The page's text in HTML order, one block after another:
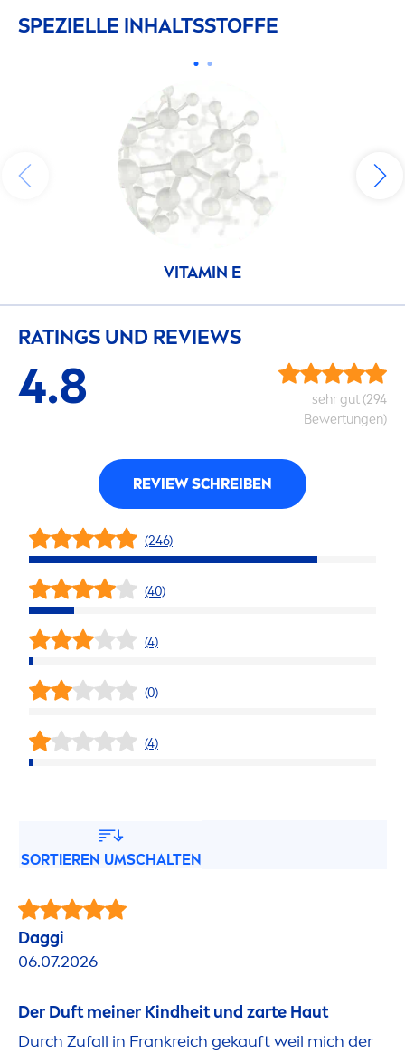
SPEZIELLE INHALTSSTOFFE
VITAMIN E
RATINGS UND REVIEWS
4.8
sehr gut (294
Bewertungen)
REVIEW SCHREIBEN
(246)
(40)
(4)
(0)
(4)
SORTIEREN UMSCHALTEN
Daggi
06.07.2026
Der Duft meiner Kindheit und zarte Haut
Durch Zufall in Frankreich gekauft weil mich der